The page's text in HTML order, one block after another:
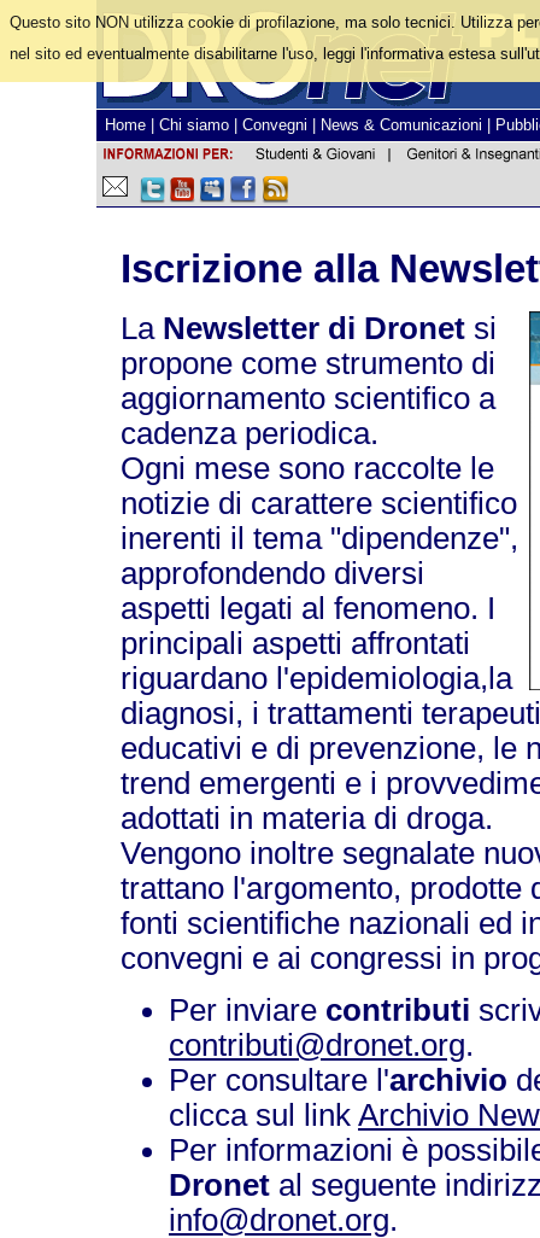
Home Chi siamo Convegni News & Comunicazioni
Iscrizione alla
La Newsletter di Dronet si
propone come strumento di
aggiornamento scientifico a
cadenza periodica.
Ogni mese sono raccolte le
notizie di carattere scientifico
inerenti il tema "dipendenze",
approfondendo diversi
aspetti legati al fenomeno. I
principali aspetti affrontati
riguardano l'epidemiologia,la
diagnosi, i trattamenti
educativi e di prevenzione, le
trend emergenti e i
adottati in materia di droga.
Vengono inoltre segnalate
trattano l'argomento, prodotte
fonti scientifiche nazionali ed
convegni e ai congressi in
Per inviare contributi
contributi@dronet.org.
Per consultare l'archivio
clicca sul link Archivio
Per informazioni è
Dronet al seguente
info@dronet.org.
Questo sito NON utilizza cookie di profilazione, ma solo tecnici. Utilizza
nel sito ed eventualmente disabilitarne l'uso, leggi l'informativa estesa